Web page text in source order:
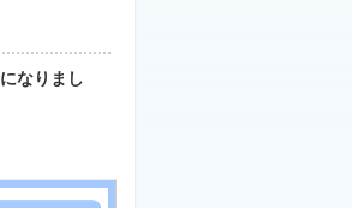
になりまし